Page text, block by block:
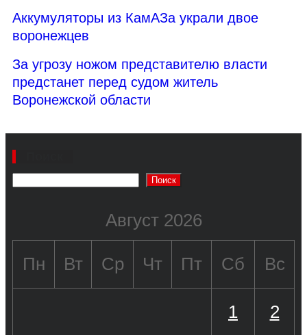
Аккумуляторы из КамАЗа украли двое
воронежцев
За угрозу ножом представителю власти
предстанет перед судом житель
Воронежской области
Поиск
Август 2026
Пн Вт Ср Чт Пт Сб Вс
1 2